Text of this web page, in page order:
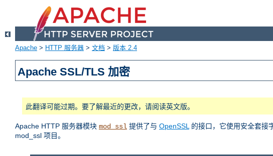
Apache > HTTP 服务器 > 文档 > 版本 2.4
Apache SSL/TLS 加密
此翻译可能过期。要了解最近的更改，请阅读英文版。
Apache HTTP 服务器模块 mod_ssl 提供了与 OpenSSL的接口，它使用安全套接
mod_ssl 项目。